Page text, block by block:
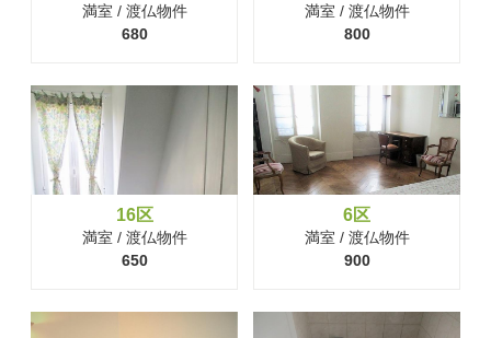
満室 / 渡仏物件
680
満室 / 渡仏物件
800
16区
満室 / 渡仏物件
650
6区
満室 / 渡仏物件
900